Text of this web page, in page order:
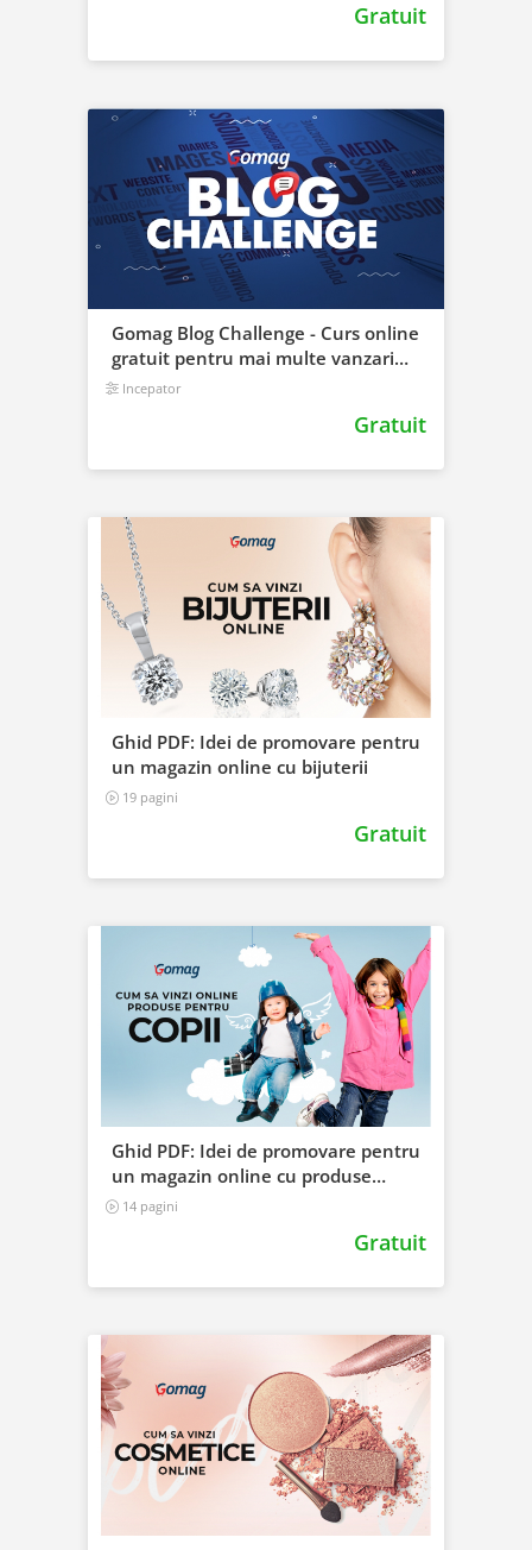
Gratuit
Gomag Blog Challenge - Curs online
gratuit pentru mai multe vanzari
direct din blog
Incepator
Gratuit
Ghid PDF: Idei de promovare pentru
un magazin online cu bijuterii
19 pagini
Gratuit
Ghid PDF: Idei de promovare pentru
un magazin online cu produse
pentru copii
14 pagini
Gratuit